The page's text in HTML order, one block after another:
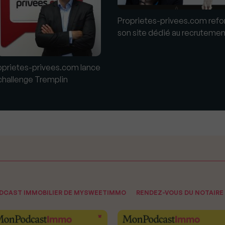
privees.com lance
Tremplin
Proprietes-privees.com
son site dédié au
IMMOBILIER DE MYSWEETIMMO RENDEZ-VOUS DU NOTAIRE